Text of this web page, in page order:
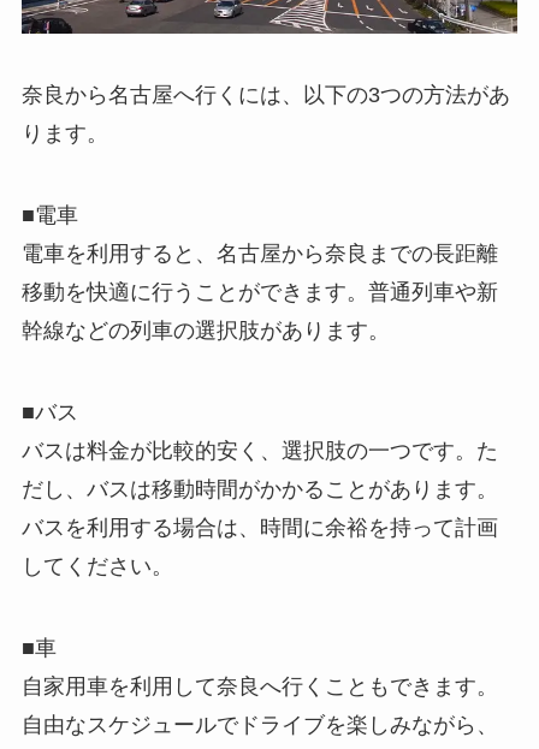
奈良から名古屋へ行くには、以下の3つの方法があ
ります。
■電車
電車を利用すると、名古屋から奈良までの長距離
移動を快適に行うことができます。普通列車や新
幹線などの列車の選択肢があります。
■バス
バスは料金が比較的安く、選択肢の一つです。た
だし、バスは移動時間がかかることがあります。
バスを利用する場合は、時間に余裕を持って計画
してください。
■車
自家用車を利用して奈良へ行くこともできます。
自由なスケジュールでドライブを楽しみながら、